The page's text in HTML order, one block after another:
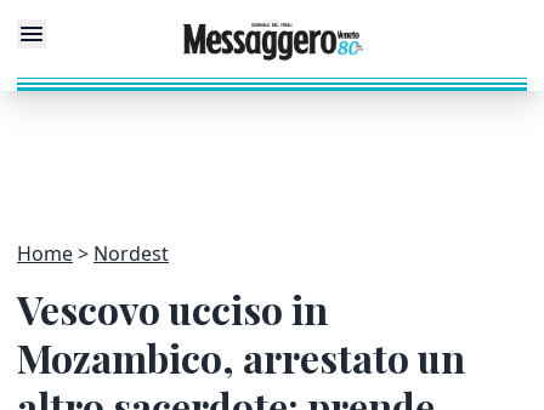
Home Nordest
Vescovo ucciso in
Mozambico, arrestato un